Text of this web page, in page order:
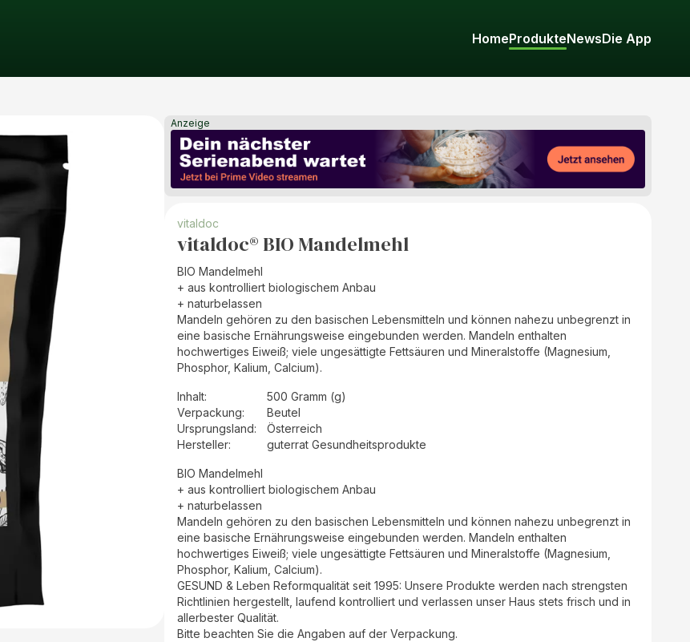
HomeProdukteNewsDie App
Anzeige
vitaldoc
vitaldoc® BIO Mandelmehl
BIO Mandelmehl
+ aus kontrolliert biologischem Anbau
+ naturbelassen
Mandeln gehören zu den basischen Lebensmitteln und können nahezu unbegrenzt in
eine basische Ernährungsweise eingebunden werden. Mandeln enthalten
hochwertiges Eiweiß; viele ungesättigte Fettsäuren und Mineralstoffe (Magnesium,
Phosphor, Kalium, Calcium).
Inhalt:
500 Gramm (g)
Verpackung:
Beutel
Ursprungsland:
Österreich
Hersteller: guterrat Gesundheitsprodukte
BIO Mandelmehl
+ aus kontrolliert biologischem Anbau
+ naturbelassen
Mandeln gehören zu den basischen Lebensmitteln und können nahezu unbegrenzt in
eine basische Ernährungsweise eingebunden werden. Mandeln enthalten
hochwertiges Eiweiß; viele ungesättigte Fettsäuren und Mineralstoffe (Magnesium,
Phosphor, Kalium, Calcium).
GESUND & Leben Reformqualität seit 1995: Unsere Produkte werden nach strengsten
Richtlinien hergestellt, laufend kontrolliert und verlassen unser Haus stets frisch und in
allerbester Qualität.
Bitte beachten Sie die Angaben auf der Verpackung.